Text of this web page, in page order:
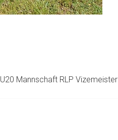
U20 Mannschaft RLP Vizemeister